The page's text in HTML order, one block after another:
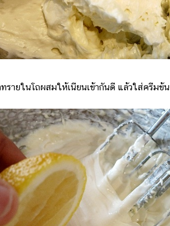
รายในโถผสมให้เนียนเข้ากันดี แล้วใส่ครีมข้น